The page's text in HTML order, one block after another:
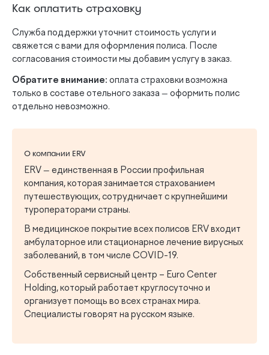
Как оплатить страховку
Служба поддержки уточнит стоимость услуги и
свяжется с вами для оформления полиса. После
согласования стоимости мы добавим услугу в заказ.
Обратите внимание: оплата страховки возможна
только в составе отельного заказа — оформить полис
отдельно невозможно.
О компании ERV
ERV — единственная в России профильная
компания, которая занимается страхованием
путешествующих, сотрудничает с крупнейшими
туроператорами страны.
В медицинское покрытие всех полисов ERV входит
амбулаторное или стационарное лечение вирусных
заболеваний, в том числе COVID-19.
Собственный сервисный центр – Euro Center
Holding, который работает круглосуточно и
организует помощь во всех странах мира.
Специалисты говорят на русском языке.